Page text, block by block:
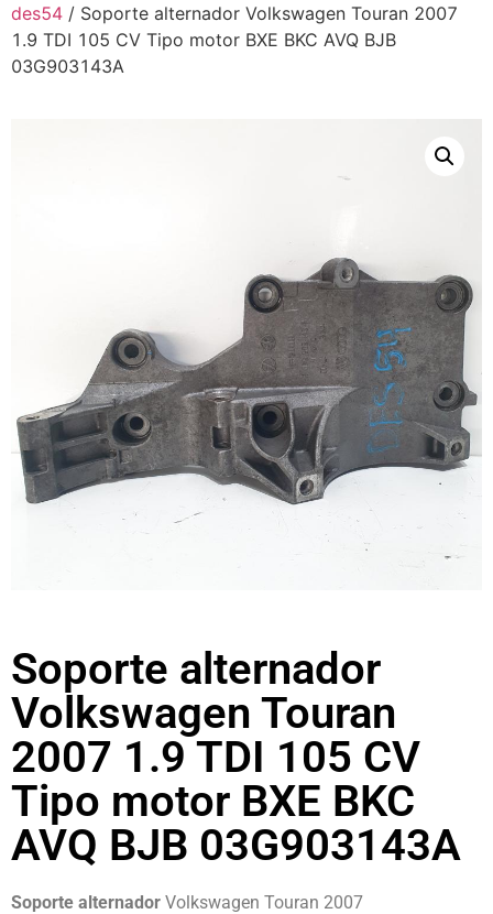
des54 / Soporte alternador Volkswagen Touran 2007
1.9 TDI 105 CV Tipo motor BXE BKC AVQ BJB
03G903143A
Soporte alternador
Volkswagen Touran
2007 1.9 TDI 105 CV
Tipo motor BXE BKC
AVQ BJB 03G903143A
Soporte alternador Volkswagen Touran 2007